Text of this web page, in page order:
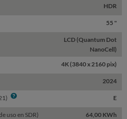
HDR
55 "
LCD (Quantum Dot
NanoCell)
4K (3840 x 2160 pix)
2024
Info E
uso en SDR)
64,00 KWh